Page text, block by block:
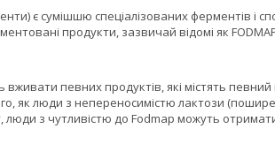
є сумішшю спеціалізованих ферментів і
продукти, зазвичай відомі як
певних продуктів, які містять
як люди з непереносимістю лактози
з чутливістю до Fodmap можуть